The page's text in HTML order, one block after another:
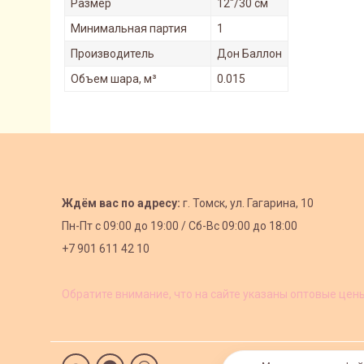
Размер
12"/30 см
Минимальная партия
1
Производитель
Дон Баллон
Объем шара, м³
0.015
Ждём вас по адресу: г. Томск, ул. Гагарина, 10
Пн-Пт с09:00 до 19:00 /Сб-Вс 09:00 до 18:00
+7 901 611 42 10
Обратите внимание, что на сайте указаны оптовые